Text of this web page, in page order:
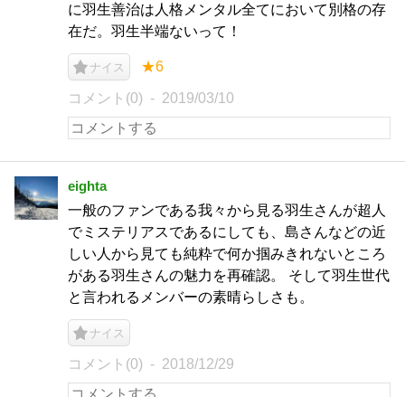
に羽生善治は人格メンタル全てにおいて別格の存
在だ。羽生半端ないって！
ナイス ★6
コメント(0) 2019/03/10
eighta
一般のファンである我々から見る羽生さんが超人
でミステリアスであるにしても、島さんなどの近
しい人から見ても純粋で何か掴みきれないところ
がある羽生さんの魅力を再確認。 そして羽生世代
と言われるメンバーの素晴らしさも。
ナイス
コメント(0) 2018/12/29